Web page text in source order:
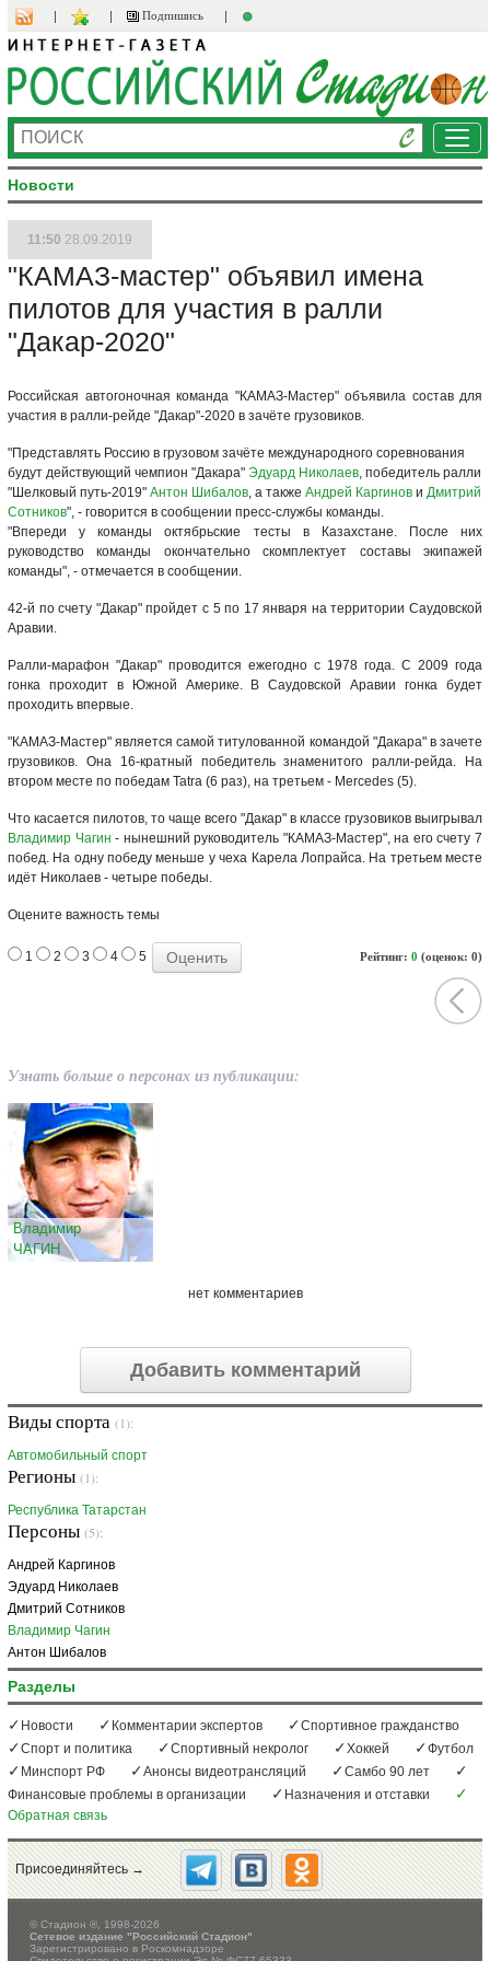
Подпишись
Новости
11:50 28.09.2019
"КАМАЗ-мастер" объявил имена
пилотов для участия в ралли
"Дакар-2020"
Российская автогоночная команда "КАМАЗ-Мастер" объявила состав для
участия в ралли-рейде "Дакар"-2020 в зачёте грузовиков.
"Представлять Россию в грузовом зачёте международного соревнования
будут действующий чемпион "Дакара" Эдуард Николаев, победитель ралли
"Шелковый путь-2019" Антон Шибалов, а также Андрей Каргинов и Дмитрий
Сотников", - говорится в сообщении пресс-службы команды.
"Впереди у команды октябрьские тесты в Казахстане. После них
руководство команды окончательно скомплектует составы экипажей
команды", - отмечается в сообщении.
42-й по счету "Дакар" пройдет с 5 по 17 января на территории Саудовской
Аравии.
Ралли-марафон "Дакар" проводится ежегодно с 1978 года. С 2009 года
гонка проходит в Южной Америке. В Саудовской Аравии гонка будет
проходить впервые.
"КАМАЗ-Мастер" является самой титулованной командой "Дакара" в зачете
грузовиков. Она 16-кратный победитель знаменитого ралли-рейда. На
втором месте по победам Tatra (6 раз), на третьем - Mercedes (5).
Что касается пилотов, то чаще всего "Дакар" в классе грузовиков выигрывал
Владимир Чагин - нынешний руководитель "КАМАЗ-Мастер", на его счету 7
побед. На одну победу меньше у чеха Карела Лопрайса. На третьем месте
идёт Николаев - четыре победы.
Оцените важность темы
Рейтинг: 0 (оценок: 0)
1 2 3 4 5
Узнать больше о персонах из публикации:
Владимир
ЧАГИН
нет комментариев
Добавить комментарий
Виды спорта (1):
Автомобильный спорт
Регионы (1):
Республика Татарстан
Персоны (5):
Андрей Каргинов
Эдуард Николаев
Дмитрий Сотников
Владимир Чагин
Антон Шибалов
Разделы
Новости Комментарии экспертов
Спортивное гражданство
Спорт и политика
Спортивный некролог Хоккей
Футбол
Минспорт РФ
Анонсы видеотрансляций
Самбо 90 лет
Финансовые проблемы в организации
Назначения и отставки
Обратная связь
Присоединяйтесь →
©Стадион ®, 1998-2026
Сетевое издание "Российский Стадион"
Зарегистрировано в Роскомнадзоре